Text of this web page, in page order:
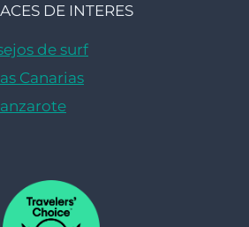
DE INTERES
de surf
Canarias